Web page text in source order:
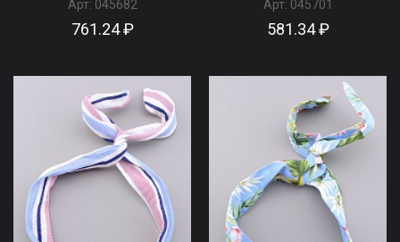
Арт: 045682
761.24 ₽
Арт: 045701
581.34 ₽